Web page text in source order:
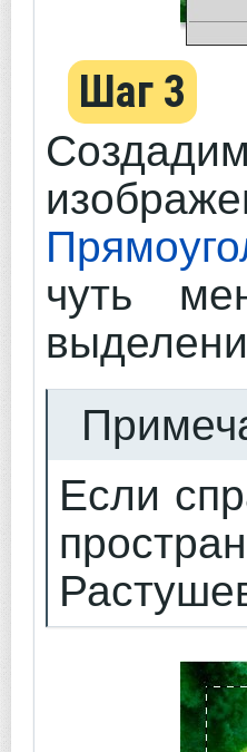
Шаг 3
чуть
Если